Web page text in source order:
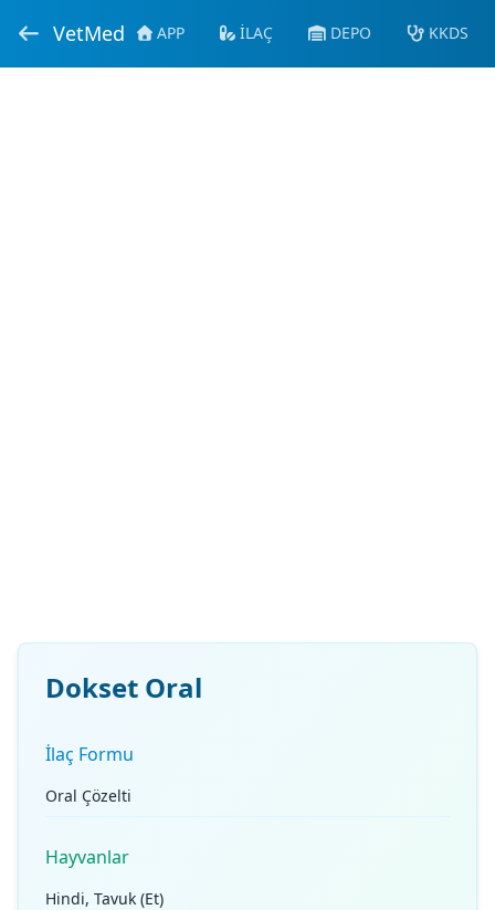
VetMed APP İLAÇ DEPO KKDS
Dokset Oral
İlaç Formu
Oral Çözelti
Hayvanlar
Hindi, Tavuk (Et)